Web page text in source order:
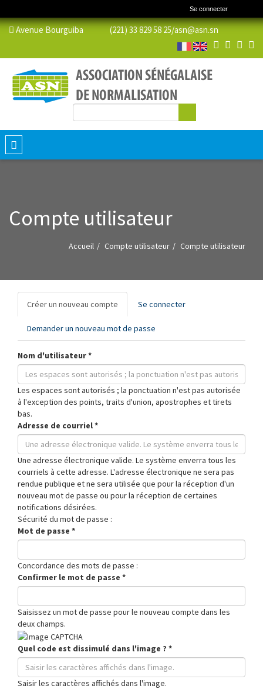
Se connecter
Avenue Bourguiba (221) 33 829 58 25/asn@asn.sn
Formulaire de recherche
Toggle
navigation
Compte utilisateur
Accueil Compte utilisateur Compte utilisateur
Onglets
principaux
Créer un nouveau compte (onglet
actif)
Se connecter
Demander un nouveau mot de passe
Nom d'utilisateur*
Les espaces sont autorisés ; la ponctuation n'est pas autorisée
à l'exception des points, traits d'union, apostrophes et tirets
bas.
Adresse de courriel*
Une adresse électronique valide. Le système enverra tous les
courriels à cette adresse. L'adresse électronique ne sera pas
rendue publique et ne sera utilisée que pour la réception d'un
nouveau mot de passe ou pour la réception de certaines
notifications désirées.
Sécurité du mot de passe :
Mot de passe *
Concordance des mots de passe :
Confirmer le mot de passe *
Saisissez un mot de passe pour le nouveau compte dans les
deux champs.
Quel code est dissimulé dans l'image ? *
Saisir les caractères affichés dans l'image.